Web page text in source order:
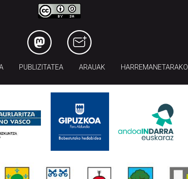
PUBLIZITATEA ARAUAK HARREMANETARAKO